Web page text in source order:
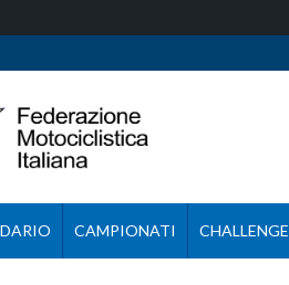
CAMPIONATI CHALLENGE